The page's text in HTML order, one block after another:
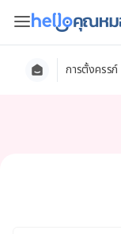
การตั้งครรภ์